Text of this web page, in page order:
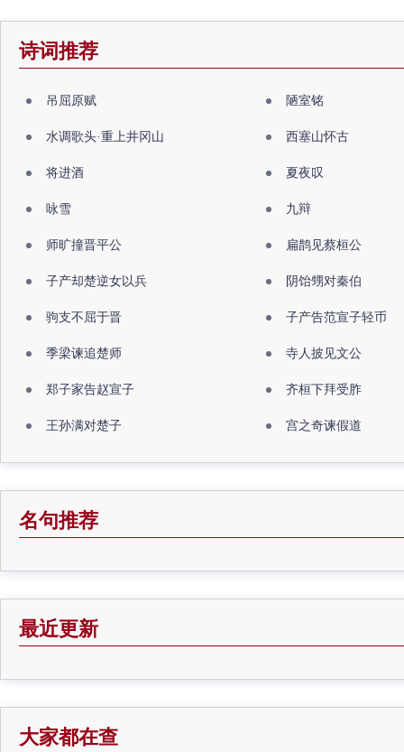
诗词推荐
吊屈原赋 陋室铭
水调歌头·重上井冈山 西塞山怀古
将进酒 夏夜叹
咏雪 九辩
师旷撞晋平公 扁鹊见蔡桓公
子产却楚逆女以兵 阴饴甥对秦伯
驹支不屈于晋 子产告范宣子轻币
季梁谏追楚师 寺人披见文公
郑子家告赵宣子 齐桓下拜受胙
王孙满对楚子 宫之奇谏假道
名句推荐
最近更新
大家都在查